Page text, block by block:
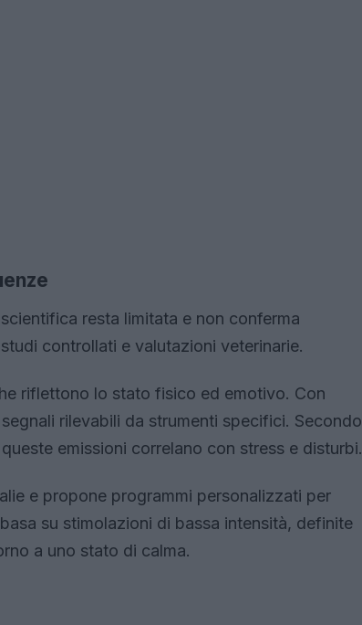
resta limitata e non conferma
controllati e valutazioni veterinarie.
riflettono lo stato fisico ed emotivo. Con
rilevabili da strumenti specifici. Secondo
emissioni correlano con stress e disturbi.
e propone programmi personalizzati per
su stimolazioni di bassa intensità, definite
a uno stato di calma.